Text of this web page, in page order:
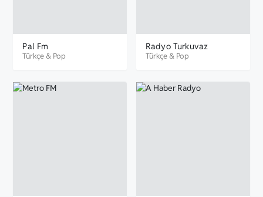
Pal Fm
Türkçe& Pop
Radyo Turkuvaz
Türkçe& Pop